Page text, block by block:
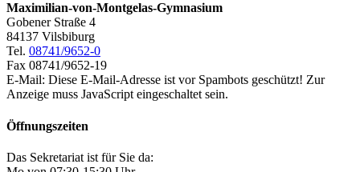
Maximilian-von-Montgelas-Gymnasium
Gobener Straße 4
84137 Vilsbiburg
Tel. 08741/9652-0
Fax 08741/9652-19
E-Mail: Diese E-Mail-Adresse ist vor Spambots geschützt! Zur
Anzeige muss JavaScript eingeschaltet sein.
Öffnungszeiten
Das Sekretariat ist für Sie da: